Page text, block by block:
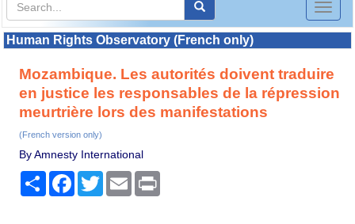
Toggle
Human Rights Observatory (French only)
Mozambique. Les autorités doivent traduire
en justice les responsables de la répression
meurtrière lors des manifestations
(French version only)
By Amnesty International
Share Facebook
TwitterEmail